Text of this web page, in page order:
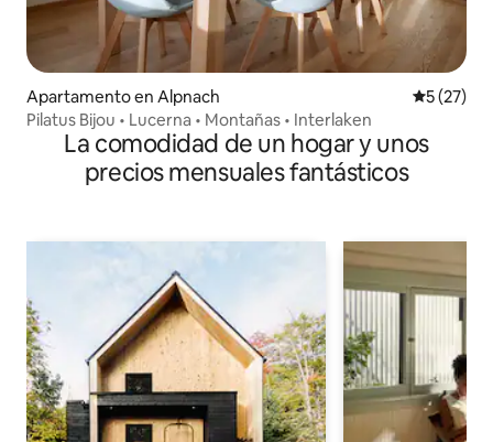
Apartamento en Alpnach
5 (27)
Pilatus Bijou • Lucerna • Montañas • Interlaken
La comodidad de un hogar y unos
precios mensuales fantásticos